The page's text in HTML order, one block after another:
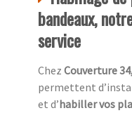
bandeaux,
service
Chez Couverture
permettent
et d’habiller vos